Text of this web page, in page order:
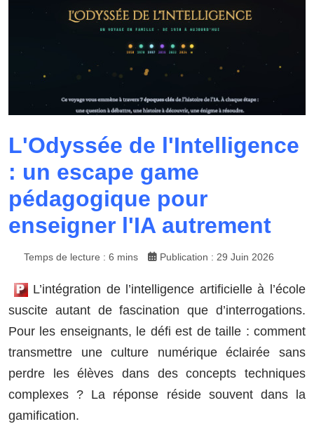
L'Odyssée de l'Intelligence
: un escape game
pédagogique pour
enseigner l'IA autrement
Temps de lecture : 6 mins Publication : 29 Juin 2026
L’intégration de l’intelligence artificielle à l’école
suscite autant de fascination que d’interrogations.
Pour les enseignants, le défi est de taille : comment
transmettre une culture numérique éclairée sans
perdre les élèves dans des concepts techniques
complexes ? La réponse réside souvent dans la
gamification.